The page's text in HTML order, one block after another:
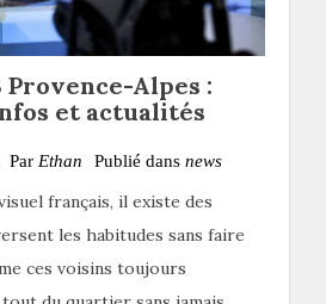
Provence-Alpes :
et actualités
Par Ethan Publié dans news
français, il existe des
les habitudes sans faire
ces voisins toujours